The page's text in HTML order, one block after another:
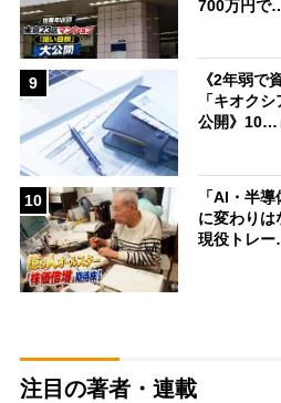
700万円で
9
《2年弱で
「キオク
公開》10…
10
「AI・半
に変わりは
現役トレ
注目の著者・連載